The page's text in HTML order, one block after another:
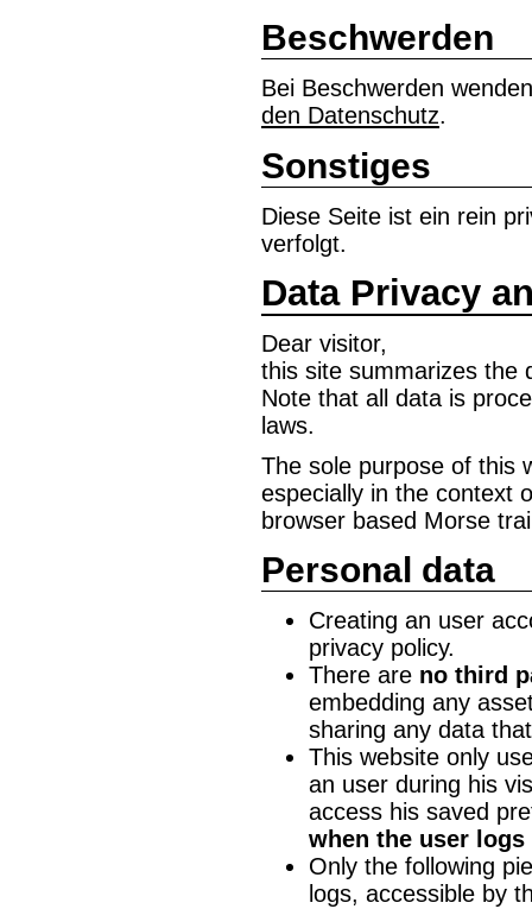
Beschwerden
Bei Beschwerden
den Datenschutz.
Sonstiges
Diese Seite ist ein rein
verfolgt.
Data Privacy
Dear visitor,
this site summarizes the
Note that all data is
laws.
The sole purpose of this
especially in the context
browser based Morse
Personal data
Creating an user
privacy policy.
There are no third
embedding any
sharing any data
This website only
an user during his
access his saved
when the user logs
Only the following
logs, accessible by